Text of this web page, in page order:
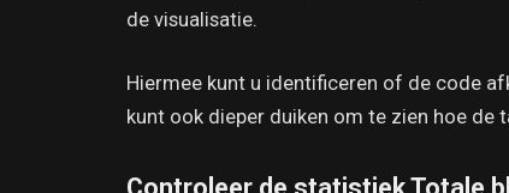
de visualisatie.
Hiermee kunt u identificeren of de code
kunt ook dieper duiken om te zien hoe de